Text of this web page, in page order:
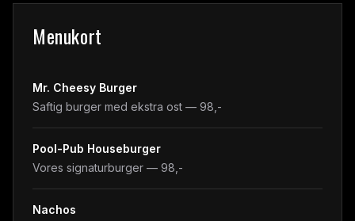
Menukort
Mr. Cheesy Burger
Saftig burger med ekstra ost — 98,-
Pool-Pub Houseburger
Vores signaturburger — 98,-
Nachos